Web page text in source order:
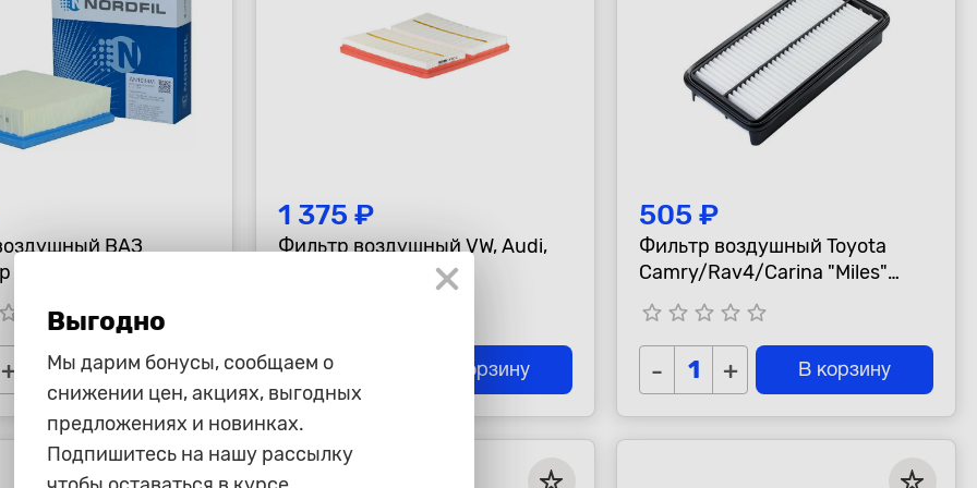
ВАЗ
"NORDFIL" с метал.
star_border star_border
+ В корзину
1 375 ₽
Фильтр воздушный VW, Audi,
- В корзину
505 ₽
Фильтр воздушный Toyota
Camry/Rav4/Carina "Miles"
=C31101/1
star_border star_border star_border star_border star_border
- + В корзину
Выгодно
Мы дарим бонусы, сообщаем о
снижении цен, акциях, выгодных
предложениях и новинках.
Подпишитесь на нашу рассылку